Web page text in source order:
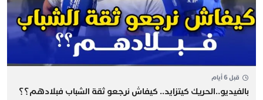
قبل 6 أيام
بالفيديو..الحريك كيتزايد.. كيفاش نرجعو ثقة الشباب فبلادهم؟؟